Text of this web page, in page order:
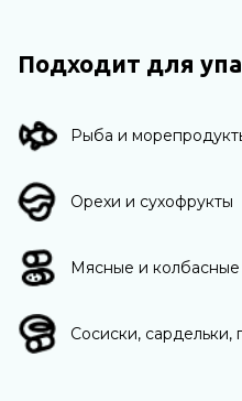
Подходит для
Рыба и
Орехи и сухофрукты
Мясные и колбасные
Сосиски, сардельки,